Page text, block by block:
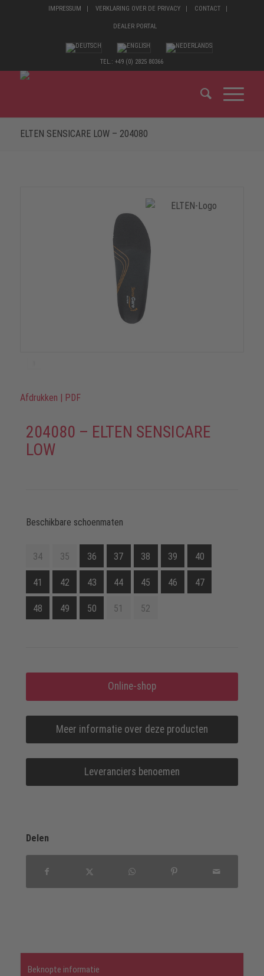
IMPRESSUM VERKLARING OVER DE PRIVACY CONTACT
DEALER PORTAL
TEL.: +49 (0) 2825 80366
ELTEN SENSICARE LOW – 204080
Afdrukken PDF
204080 – ELTEN SENSICARE
LOW
Beschikbare schoenmaten
34 35 36 37 38 39 40
41 42 43 44 45 46 47
48 49 50 51 52
Online-shop
Meer informatie over deze producten
Leveranciers benoemen
Delen
Beknopte informatie